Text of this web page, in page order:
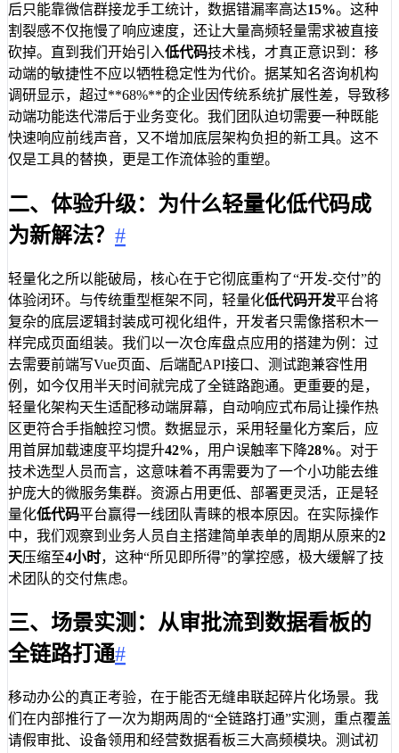
后只能靠微信群接龙手工统计，数据错漏率高达15%。这种
割裂感不仅拖慢了响应速度，还让大量高频轻量需求被直接
砍掉。直到我们开始引入低代码技术栈，才真正意识到：移
动端的敏捷性不应以牺牲稳定性为代价。据某知名咨询机构
调研显示，超过**68%**的企业因传统系统扩展性差，导致移
动端功能迭代滞后于业务变化。我们团队迫切需要一种既能
快速响应前线声音，又不增加底层架构负担的新工具。这不
仅是工具的替换，更是工作流体验的重塑。
二、体验升级：为什么轻量化低代码成
为新解法？ #
轻量化之所以能破局，核心在于它彻底重构了“开发-交付”的
体验闭环。与传统重型框架不同，轻量化低代码开发平台将
复杂的底层逻辑封装成可视化组件，开发者只需像搭积木一
样完成页面组装。我们以一次仓库盘点应用的搭建为例：过
去需要前端写Vue页面、后端配API接口、测试跑兼容性用
例，如今仅用半天时间就完成了全链路跑通。更重要的是，
轻量化架构天生适配移动端屏幕，自动响应式布局让操作热
区更符合手指触控习惯。数据显示，采用轻量化方案后，应
用首屏加载速度平均提升42%，用户误触率下降28%。对于
技术选型人员而言，这意味着不再需要为了一个小功能去维
护庞大的微服务集群。资源占用更低、部署更灵活，正是轻
量化低代码平台赢得一线团队青睐的根本原因。在实际操作
中，我们观察到业务人员自主搭建简单表单的周期从原来的2
天压缩至4小时，这种“所见即所得”的掌控感，极大缓解了技
术团队的交付焦虑。
三、场景实测：从审批流到数据看板的
全链路打通#
移动办公的真正考验，在于能否无缝串联起碎片化场景。我
们在内部推行了一次为期两周的“全链路打通”实测，重点覆盖
请假审批、设备领用和经营数据看板三大高频模块。测试初